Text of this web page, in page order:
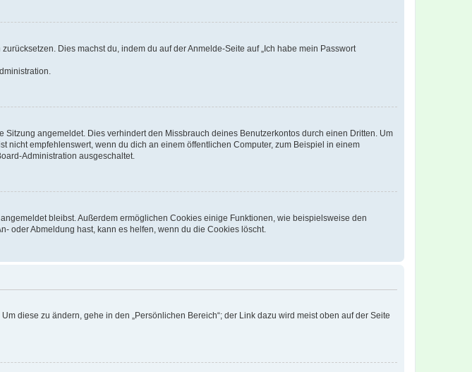
Dies machst du, indem du auf der Anmelde-Seite auf „Ich habe mein Passwort
angemeldet. Dies verhindert den Missbrauch deines Benutzerkontos durch einen Dritten. Um
nicht empfehlenswert, wenn du dich an einem öffentlichen Computer, zum Beispiel in einem
Administration ausgeschaltet.
bleibst. Außerdem ermöglichen Cookies einige Funktionen, wie beispielsweise den
oder Abmeldung hast, kann es helfen, wenn du die Cookies löscht.
diese zu ändern, gehe in den „Persönlichen Bereich“; der Link dazu wird meist oben auf der Seite